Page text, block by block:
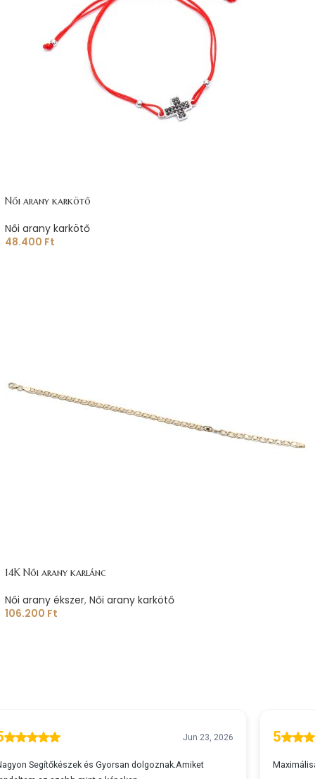
Női arany karkötő
Női arany karkötő
48.400 Ft
14K Női arany karlánc
Női arany ékszer, Női arany karkötő
106.200 Ft